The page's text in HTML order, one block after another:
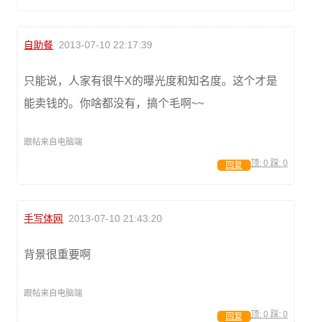
自助餐 2013-07-10 22:17:39
只能说，人家有很牛X的曝光度和知名度。这个才是
能卖钱的。你啥都没有，搞个毛啊~~
跟帖来自电脑端
顶: 0 踩: 0
回复
手写体网 2013-07-10 21:43:20
背景很重要啊
跟帖来自电脑端
顶: 0 踩: 0
回复